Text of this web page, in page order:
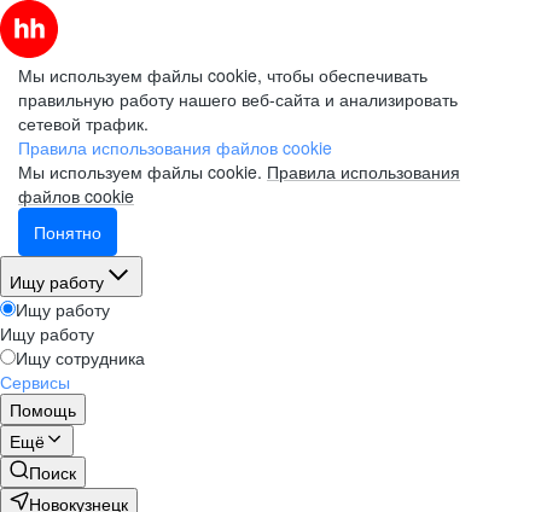
Мы используем файлы cookie, чтобы обеспечивать
правильную работу нашего веб-сайта и анализировать
сетевой трафик.
Правила использования файлов cookie
Мы используем файлы cookie. Правила использования
файлов cookie
Понятно
Ищу работу
Ищу работу
Ищу работу
Ищу сотрудника
Сервисы
Помощь
Ещё
Поиск
Новокузнецк